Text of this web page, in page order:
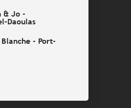
& Jo -
Daoulas
- Port-